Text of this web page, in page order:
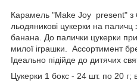
Карамель "Make Joy present" з
льодяникові цукерки на
банана. До палички цукерки
милої іграшки. Ассортимент
Ідеально підійде до дитячих
Цукерки 1 бокс - 24 шт. по 20 г;